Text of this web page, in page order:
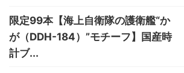
限定99本【海上自衛隊の護衛艦“か
が（DDH-184）”モチーフ】国産時
計ブ...